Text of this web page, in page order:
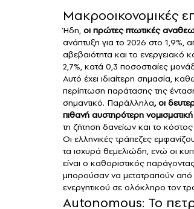
Μακροοικονομικές
Ήδη, οι πρώτες πτωτικές
ανάπτυξη για το 2026 στο 1,9%,
αβεβαιότητα και το ενεργειακό
2,7%, κατά 0,3 ποσοστιαίες
Αυτό έχει ιδιαίτερη σημασία,
περίπτωση παράτασης της
σημαντικό. Παράλληλα, οι
πιθανή αυστηρότερη νομισματική
τη ζήτηση δανείων και το
Οι ελληνικές τράπεζες
τα ισχυρά θεμελιώδη, ενώ οι
είναι ο καθοριστικός
μπορούσαν να μετατραπούν από
ενεργητικού σε ολόκληρο τον
Autonomous: Το